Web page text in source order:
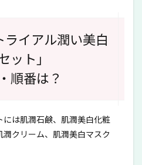
イアル潤い美白
ット」
順番は？
は肌潤石鹸、肌潤美白化粧
クリーム、肌潤美白マスク